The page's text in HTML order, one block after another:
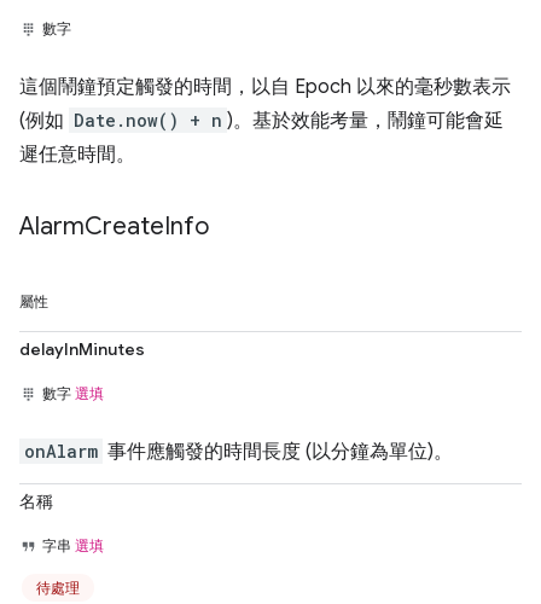
數字
這個鬧鐘預定觸發的時間，以自 Epoch 以來的毫秒數表示
(例如 Date.now() + n )。基於效能考量，鬧鐘可能會延
遲任意時間。
AlarmCreateInfo
屬性
delayInMinutes
數字 選填
onAlarm 事件應觸發的時間長度 (以分鐘為單位)。
名稱
字串 選填
待處理